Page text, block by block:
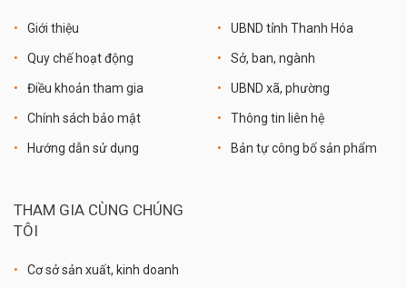
Giới thiệu
Quy chế hoạt động
Điều khoản tham gia
Chính sách bảo mật
Hướng dẫn sử dụng
UBND tỉnh Thanh Hóa
Sở, ban, ngành
UBND xã, phường
Thông tin liên hệ
Bản tự công bố sản phẩm
THAM GIA CÙNG CHÚNG
TÔI
Cơ sở sản xuất, kinh doanh